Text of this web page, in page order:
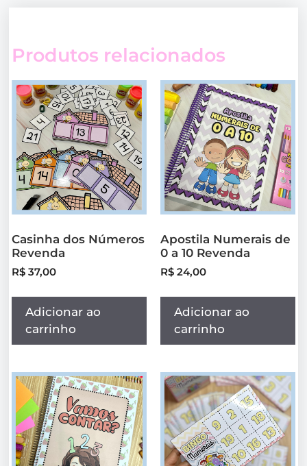
Produtos relacionados
Casinha dos Números
Revenda
R$ 37,00
Adicionar ao
carrinho
Apostila Numerais de
0 a 10 Revenda
R$ 24,00
Adicionar ao
carrinho